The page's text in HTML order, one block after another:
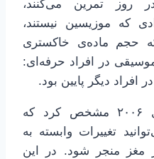
تمرین می‌کنند،
که موزیسین نیستند،
حجم ماده‌ی خاکستری
در افراد حرفه‌ای:
افراد دیگر پایین بود.
در نهایت تحقیقی در سال ۲۰۰۶ مشخص کرد که
تغییرات وابسته به
مغز منجر شود. در این